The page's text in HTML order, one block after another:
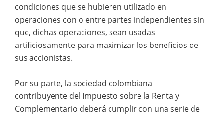
condiciones que se hubieren utilizado en
operaciones con o entre partes independientes sin
que, dichas operaciones, sean usadas
artificiosamente para maximizar los beneficios de
sus accionistas.
Por su parte, la sociedad colombiana
contribuyente del Impuesto sobre la Renta y
Complementario deberá cumplir con una serie de